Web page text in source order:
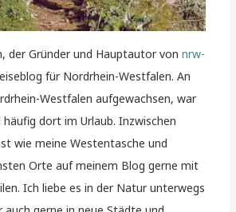
der Gründer und Hauptautor vonnrw-
für Nordrhein-Westfalen. An
Westfalen aufgewachsen, war
häufig dort im Urlaub. Inzwischen
wie meine Westentasche und
Orte auf meinem Blog gerne mit
Ich liebe es in der Natur unterwegs